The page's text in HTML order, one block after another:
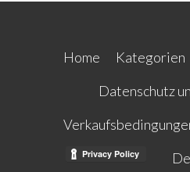
Home Kategorien
Datenschutz